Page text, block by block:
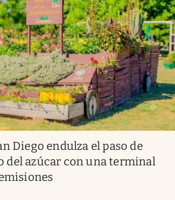
Diego endulza el paso de
del azúcar con una terminal